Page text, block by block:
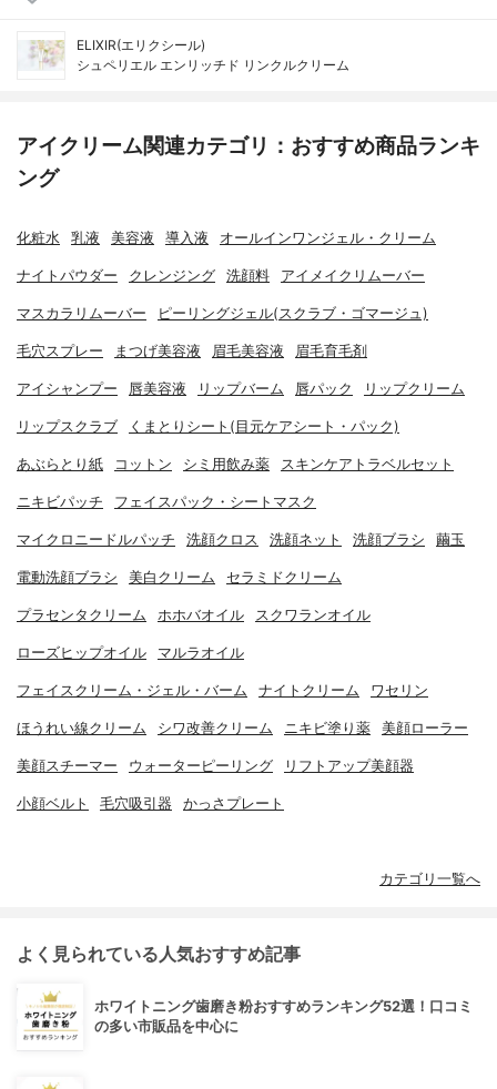
ELIXIR(エリクシール)
シュペリエル エンリッチド リンクルクリーム
アイクリーム関連カテゴリ：おすすめ商品ランキ
ング
化粧水 乳液 美容液 導入液 オールインワンジェル・クリーム
ナイトパウダー クレンジング 洗顔料 アイメイクリムーバー
マスカラリムーバー ピーリングジェル(スクラブ・ゴマージュ)
毛穴スプレー まつげ美容液 眉毛美容液 眉毛育毛剤
アイシャンプー 唇美容液 リップバーム 唇パック リップクリーム
リップスクラブ くまとりシート(目元ケアシート・パック)
あぶらとり紙 コットン シミ用飲み薬 スキンケアトラベルセット
ニキビパッチ フェイスパック・シートマスク
マイクロニードルパッチ 洗顔クロス 洗顔ネット 洗顔ブラシ 繭玉
電動洗顔ブラシ 美白クリーム セラミドクリーム
プラセンタクリーム ホホバオイル スクワランオイル
ローズヒップオイル マルラオイル
フェイスクリーム・ジェル・バーム ナイトクリーム ワセリン
ほうれい線クリーム シワ改善クリーム ニキビ塗り薬 美顔ローラー
美顔スチーマー ウォーターピーリング リフトアップ美顔器
小顔ベルト 毛穴吸引器 かっさプレート
カテゴリ一覧へ
よく見られている人気おすすめ記事
ホワイトニング歯磨き粉おすすめランキング52選！口コミ
の多い市販品を中心に